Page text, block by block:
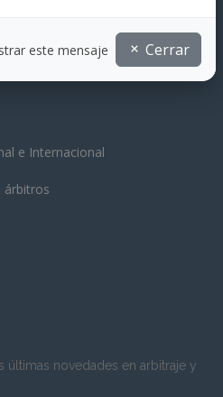
e Internacional
árbitros
últimas novedades en arbitraje y
este mensaje Cerrar